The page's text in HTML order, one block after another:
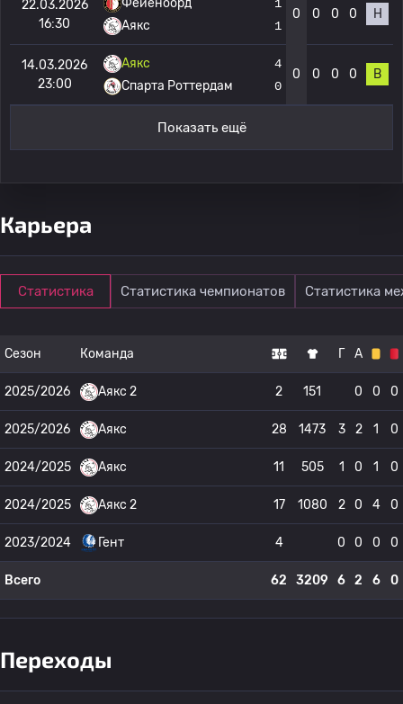
22.03.2026
16:30
Фейеноорд
Аякс
1
0 0 0 0 Н
14.03.2026
23:00
Аякс
Спарта Роттердам
4
0
0 0 0 0 В
Показать ещё
Карьера
Статистика Статистика чемпионатов Статистика
Сезон Команда Г А
2025/2026 Аякс 2 2 151 0 0 0
2025/2026 Аякс 28 1473 3 2 1 0
2024/2025 Аякс 11 505 1 0 1 0
2024/2025 Аякс 2 17 1080 2 0 4 0
2023/2024 Гент 4 0 0 0 0
Всего 62 3209 6 2 6 0
Переходы